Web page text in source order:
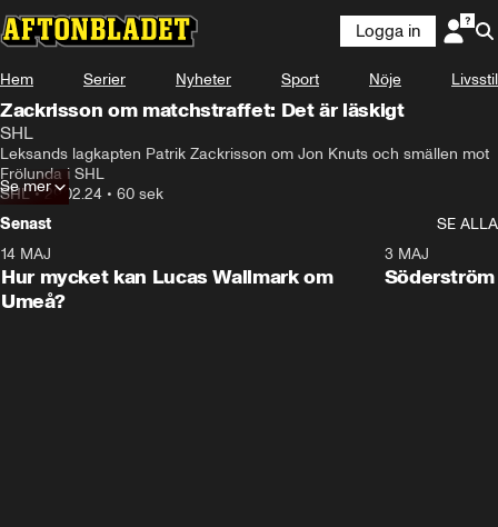
Logga in
Hem Serier Nyheter Sport Nöje Livsstil
Zackrisson om matchstraffet: Det är läskigt
SHL
Leksands lagkapten Patrik Zackrisson om Jon Knuts och smällen mot
Frölunda i SHL
SHL•29.02.24 • 60 sek
Se mer
Senast
SE ALLA
Plus
14 MAJ
Hur mycket kan Lucas Wallmark om
Umeå?
3 MAJ